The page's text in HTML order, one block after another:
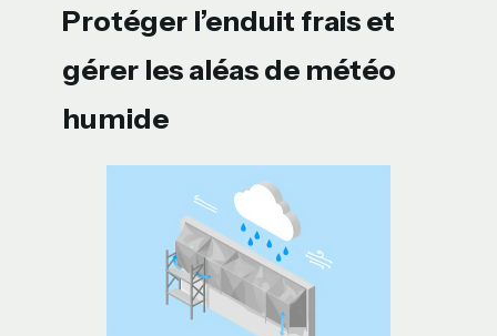
Protéger l’enduit frais et
gérer les aléas de météo
humide